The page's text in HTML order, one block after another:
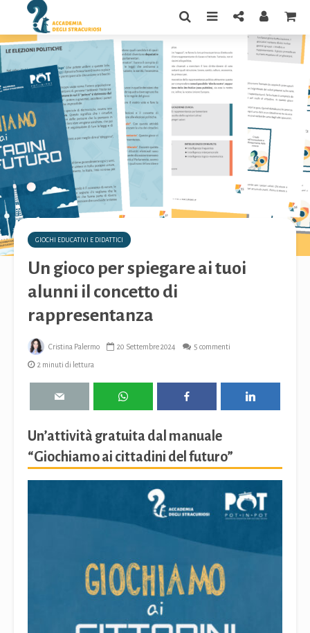
GIOCHI EDUCATIVI E DIDATTICI
Un gioco per spiegare ai tuoi
alunni il concetto di
rappresentanza
Cristina Palermo 20 Settembre 2024 5 commenti
2 minuti di lettura
Un’attività gratuita dal manuale
“Giochiamo ai cittadini del futuro”